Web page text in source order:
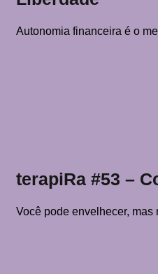
Autonomia financeira é o
terapiRa #53 –
Você pode envelhecer,